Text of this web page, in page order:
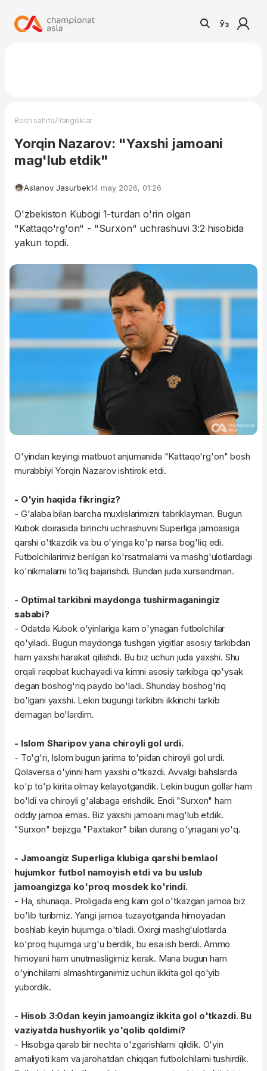
Ўз
Bosh sahifa/Yangiliklar
Yorqin Nazarov: "Yaxshi jamoani
mag'lub etdik"
Aslanov Jasurbek14 may 2026, 01:26
O'zbekiston Kubogi 1-turdan o'rin olgan
"Kattaqo'rg'on" - "Surxon" uchrashuvi 3:2 hisobida
yakun topdi.
O'yindan keyingi matbuot anjumanida "Kattaqo'rg'on" bosh
murabbiyi Yorqin Nazarov ishtirok etdi.
- O'yin haqida fikringiz?
- G'alaba bilan barcha muxlislarimizni tabriklayman. Bugun
Kubok doirasida birinchi uchrashuvni Superliga jamoasiga
qarshi o'tkazdik va bu o'yinga ko'p narsa bog'liq edi.
Futbolchilarimiz berilgan ko'rsatmalarni va mashg'ulotlardagi
ko'nikmalarni to'liq bajarishdi. Bundan juda xursandman.
- Optimal tarkibni maydonga tushirmaganingiz
sababi?
- Odatda Kubok o'yinlariga kam o'ynagan futbolchilar
qo'yiladi. Bugun maydonga tushgan yigitlar asosiy tarkibdan
ham yaxshi harakat qilishdi. Bu biz uchun juda yaxshi. Shu
orqali raqobat kuchayadi va kimni asosiy tarkibga qo'ysak
degan boshog'riq paydo bo'ladi. Shunday boshog'riq
bo'lgani yaxshi. Lekin bugungi tarkibni ikkinchi tarkib
demagan bo'lardim.
- Islom Sharipov yana chiroyli gol urdi.
- To'g'ri, Islom bugun jarima to'pidan chiroyli gol urdi.
Qolaversa o'yinni ham yaxshi o'tkazdi. Avvalgi bahslarda
ko'p to'p kirita olmay kelayotgandik. Lekin bugun gollar ham
bo'ldi va chiroyli g'alabaga erishdik. Endi "Surxon" ham
oddiy jamoa emas. Biz yaxshi jamoani mag'lub etdik.
"Surxon" bejizga "Paxtakor" bilan durang o'ynagani yo'q.
- Jamoangiz Superliga klubiga qarshi bemlaol
hujumkor futbol namoyish etdi va bu uslub
jamoangizga ko'proq mosdek ko'rindi.
- Ha, shunaqa. Proligada eng kam gol o'tkazgan jamoa biz
bo'lib turibmiz. Yangi jamoa tuzayotganda himoyadan
boshlab keyin hujumga o'tiladi. Oxirgi mashg'ulotlarda
ko'proq hujumga urg'u berdik, bu esa ish berdi. Ammo
himoyani ham unutmasligimiz kerak. Mana bugun ham
o'yinchilarni almashtirganimiz uchun ikkita gol qo'yib
yubordik.
- Hisob 3:0dan keyin jamoangiz ikkita gol o'tkazdi. Bu
vaziyatda hushyorlik yo'qolib qoldimi?
- Hisobga qarab bir nechta o'zgarishlarni qildik. O'yin
amaliyoti kam va jarohatdan chiqqan futbolchilarni tushirdik.